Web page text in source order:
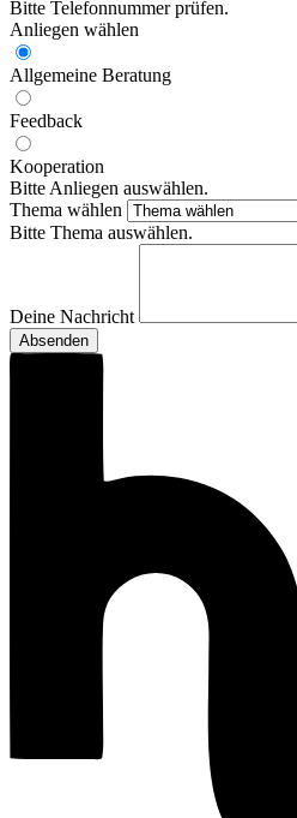
Bitte Telefonnummer prüfen.
Anliegen wählen
Allgemeine Beratung
Feedback
Kooperation
Bitte Anliegen auswählen.
Thema wählen
Bitte Thema auswählen.
Deine Nachricht
Absenden